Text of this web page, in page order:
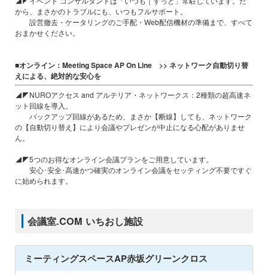
から、まさかのトラブルにも、いつもフルサポート。
設営撤去・ケータリングのご手配・Web配信機材の準備まで、すべて
おまかせください。
■オンライン：Meeting Space AP On Line >> ネットワーク自動切り替
えによる、絶対的な安心を
◢◤NUROアクセス and アルテリア・ネットワークス：2種類の超高速ネ
ット回線を導入。
バックアップ回線があるため、まさか【断線】しても、ネットワーク
の【自動切り替え】により会議やプレゼンが中止になる心配がありませ
ん。
◢◤5つのお得なオンライン会議プランをご用意しています。
安心･安全･高速かつ確実のオンライン会議をセッティング不要ですぐ
に始められます。
会議室.COM いちおし施設
ミーティングスペースAP赤坂グリーンクロス